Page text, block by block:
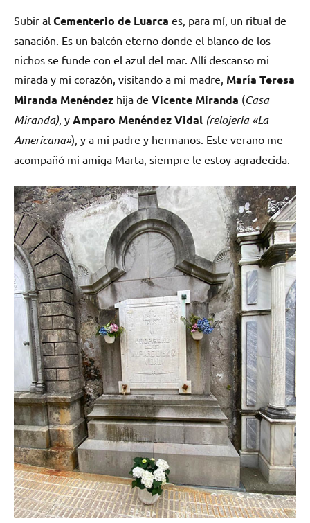
Subir al Cementerio de Luarca es, para mí, un ritual de
sanación. Es un balcón eterno donde el blanco de los
nichos se funde con el azul del mar. Allí descanso mi
mirada y mi corazón, visitando a mi madre, María Teresa
Miranda Menéndez hija de Vicente Miranda (Casa
Miranda) , y Amparo Menéndez Vidal (relojería «La
Americana»), y a mi padre y hermanos. Este verano me
acompañó mi amiga Marta, siempre le estoy agradecida.